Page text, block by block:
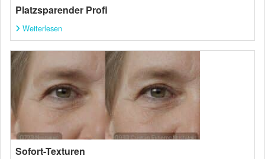
Platzsparender Profi
Weiterlesen
Sofort-Texturen